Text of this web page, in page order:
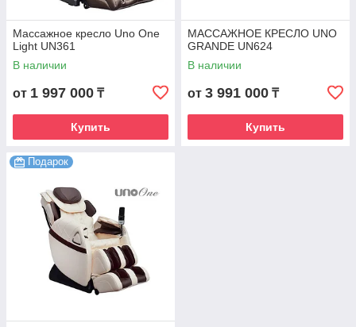
Массажное кресло Uno One
Light UN361
В наличии
от 1 997 000 ₸
Купить
МАССАЖНОЕ КРЕСЛО UNO
GRANDE UN624
В наличии
от 3 991 000 ₸
Купить
Подарок